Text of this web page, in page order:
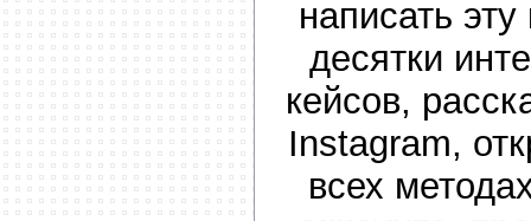
написать
десятки
кейсов,
Instagram,
всех